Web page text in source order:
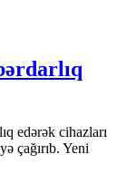
edərək cihazları
çağırıb. Yeni